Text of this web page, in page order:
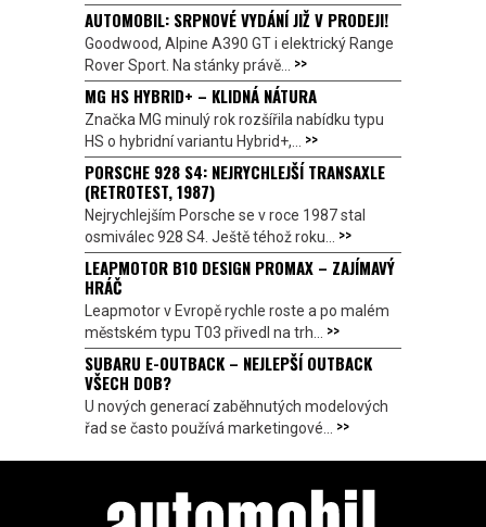
AUTOMOBIL: SRPNOVÉ VYDÁNÍ JIŽ V PRODEJI!
Goodwood, Alpine A390 GT i elektrický Range
Rover Sport. Na stánky právě... >>
MG HS HYBRID+ – KLIDNÁ NÁTURA
Značka MG minulý rok rozšířila nabídku typu
HS o hybridní variantu Hybrid+,... >>
PORSCHE 928 S4: NEJRYCHLEJŠÍ TRANSAXLE
(RETROTEST, 1987)
Nejrychlejším Porsche se v roce 1987 stal
osmiválec 928 S4. Ještě téhož roku... >>
LEAPMOTOR B10 DESIGN PROMAX – ZAJÍMAVÝ
HRÁČ
Leapmotor v Evropě rychle roste a po malém
městském typu T03 přivedl na trh... >>
SUBARU E-OUTBACK – NEJLEPŠÍ OUTBACK
VŠECH DOB?
U nových generací zaběhnutých modelových
řad se často používá marketingové... >>